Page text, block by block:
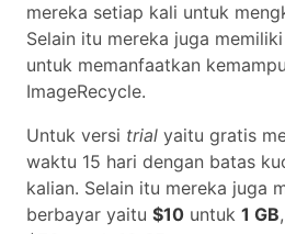
mereka setiap kali untuk
Selain itu mereka juga memiliki
untuk memanfaatkan
ImageRecycle.
Untuk versi trial yaitu gratis
waktu 15 hari dengan batas
kalian. Selain itu mereka juga
berbayar yaitu $10 untuk 1 GB,